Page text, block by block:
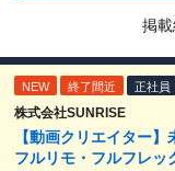
掲載
NEW 終了間近 正社員
株式会社SUNRISE
【動画クリエイター
フルリモ・フルフレ